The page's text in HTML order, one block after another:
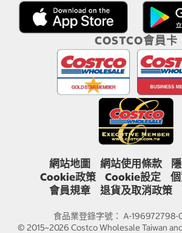
COSTCO會員卡
網站地圖 網站使用條款
Cookie政策
Cookie設定
會員規章
退貨及取消政策
食品業登錄字號： A-196972798-
© 2015~2026 Costco Wholesale Taiwan